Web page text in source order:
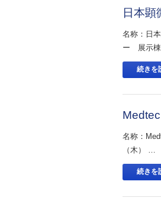
日本
名称：日
ー 展示棟
続きを
名称：
（木） …
続きを